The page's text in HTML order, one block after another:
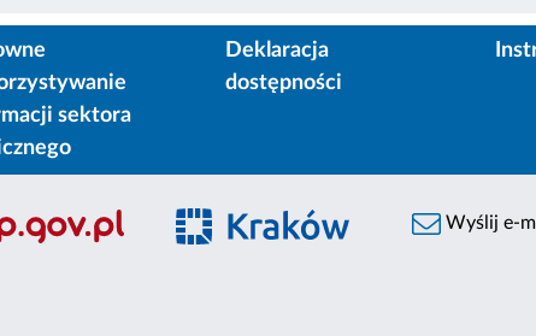
sektora
Deklaracja
dostępności
Wyślij e-